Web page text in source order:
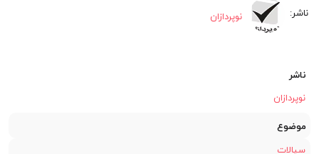
نوپردازان
ناشر
نوپردازان
موضوع
سیالات